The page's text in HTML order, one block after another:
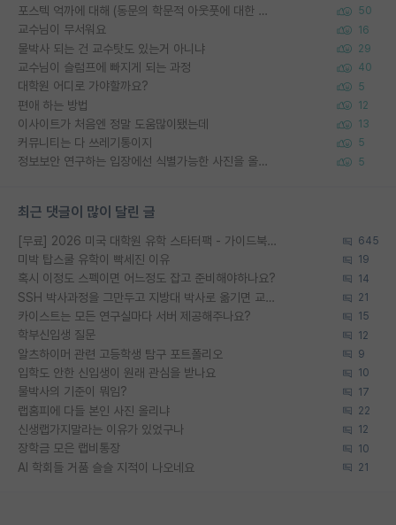
포스텍 억까에 대해 (동문의 학문적 아웃풋에 대한 반박) 50
교수님이 무서워요 16
물박사 되는 건 교수탓도 있는거 아니냐 29
교수님이 슬럼프에 빠지게 되는 과정 40
대학원 어디로 가야할까요? 5
편애 하는 방법 12
이사이트가 처음엔 정말 도움많이됐는데 13
커뮤니티는 다 쓰레기통이지 5
정보보안 연구하는 입장에선 식별가능한 사진을 올리는건 비추이긴함 5
최근 댓글이 많이 달린 글
[무료] 2026 미국 대학원 유학 스타터팩 - 가이드북 & 합격자 컨택메일 템플릿 645
미박 탑스쿨 유학이 빡세진 이유 19
혹시 이정도 스펙이면 어느정도 잡고 준비해야하나요? 14
SSH 박사과정을 그만두고 지방대 박사로 옮기면 교수의 꿈은 끝일까요? 21
카이스트는 모든 연구실마다 서버 제공해주나요? 15
학부신입생 질문 12
알츠하이머 관련 고등학생 탐구 포트폴리오 9
입학도 안한 신입생이 원래 관심을 받나요 10
물박사의 기준이 뭐임? 17
랩홈피에 다들 본인 사진 올리냐 22
신생랩가지말라는 이유가 있었구나 12
장학금 모은 랩비통장 10
AI 학회들 거품 슬슬 지적이 나오네요 21